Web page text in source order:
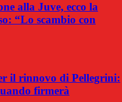
alla Juve, ecco la
“Lo scambio con
il rinnovo di Pellegrini:
firmerà